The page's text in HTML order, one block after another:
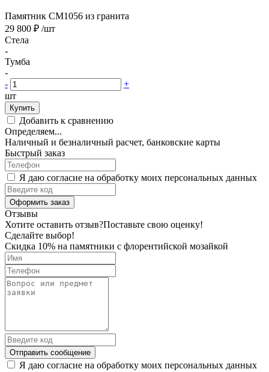
Памятник CM1056 из гранита
29 800 ₽ /шт
Стела
-
Тумба
-
-
+
шт
Купить
Добавить к сравнению
Определяем...
Наличный и безналичный расчет, банковские карты
Быстрый заказ
Я даю согласие на обработку моих персональных данных
Оформить заказ
Отзывы
Хотите оставить отзыв?Поставьте свою оценку!
Сделайте выбор!
Скидка 10% на памятники с флорентийской мозайкой
Отправить сообщение
Я даю согласие на обработку моих персональных данных